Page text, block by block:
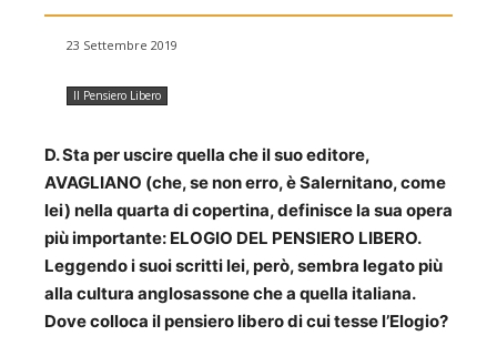
23 Settembre 2019
Il Pensiero Libero
D. Sta per uscire quella che il suo editore,
AVAGLIANO (che, se non erro, è Salernitano, come
lei) nella quarta di copertina, definisce la sua opera
più importante: ELOGIO DEL PENSIERO LIBERO.
Leggendo i suoi scritti lei, però, sembra legato più
alla cultura anglosassone che a quella italiana.
Dove colloca il pensiero libero di cui tesse l’Elogio?